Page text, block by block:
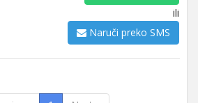
ili
Naruči preko SMS